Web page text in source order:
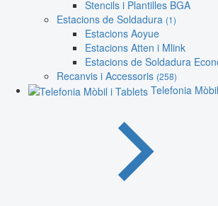
Stencils i Plantilles BGA
Estacions de Soldadura (1)
Estacions Aoyue
Estacions Atten i Mlink
Estacions de Soldadura
Recanvis i Accessoris (258)
Telefonia